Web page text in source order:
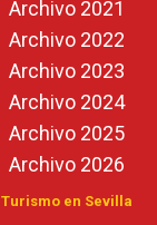
Archivo 2021
Archivo 2022
Archivo 2023
Archivo 2024
Archivo 2025
Archivo 2026
Turismo en Sevilla